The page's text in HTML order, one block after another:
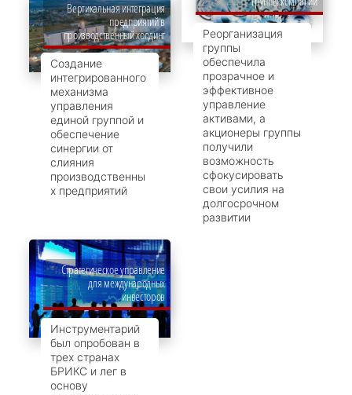
Реорганизация
группы
обеспечила
прозрачное и
эффективное
управление
активами, а
акционеры группы
получили
возможность
сфокусировать
свои усилия на
долгосрочном
развитии
Вертикальная интеграция
предприятий в
производственный холдинг
Создание
интегрированного
механизма
управления
единой группой и
обеспечение
синергии от
слияния
производственны
х предприятий
Стратегическое управление
для международных
инвесторов
Инструментарий
был опробован в
трех странах
БРИКС и лег в
основу